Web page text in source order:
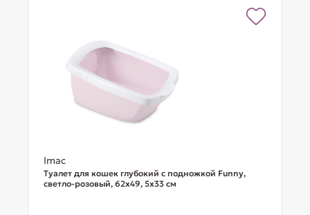
Imac
Туалет для кошек глубокий с подножкой Funny,
светло-розовый, 62х49, 5х33 см